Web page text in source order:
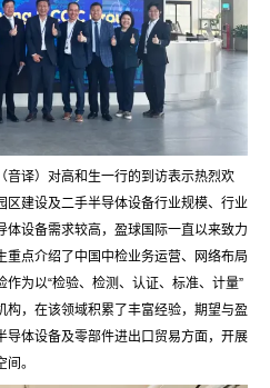
音译）对高和生一行的到访表示热烈欢
区建设及二手半导体设备行业规模、行业
设备需求较高，盈球国际一直以来致力
点介绍了中国中检业务运营、网络布局
为以“检验、检测、认证、标准、计量”
构，在该领域积累了丰富经验，期望与盈
导体设备及零部件进出口贸易方面，开展
。